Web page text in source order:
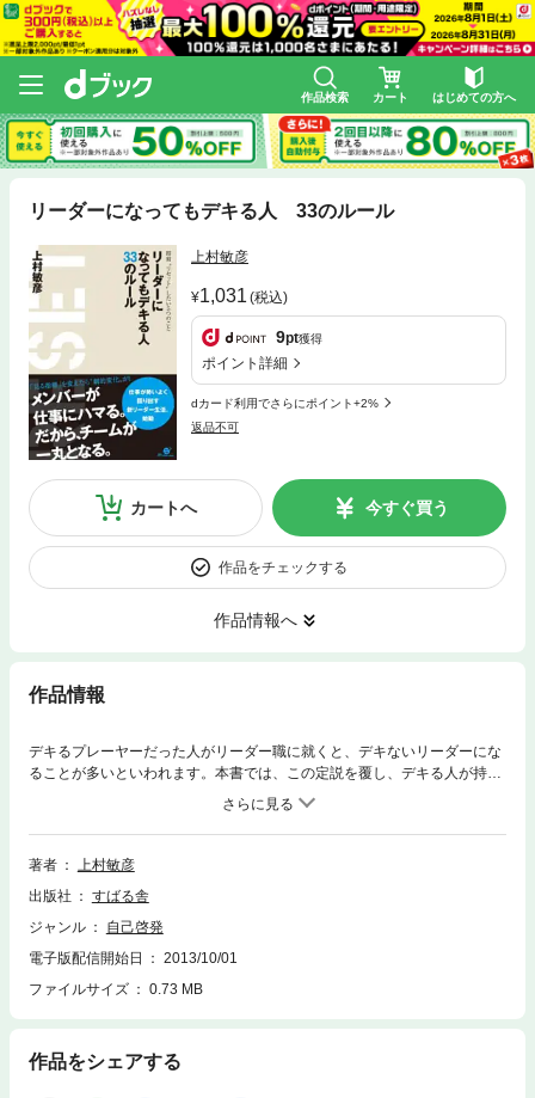
作品検索 カート はじめての方へ
リーダーになってもデキる人 33のルール
上村敏彦
1,031 (税込)
9pt獲得
ポイント詳細
dカード利用でさらにポイント+2%
返品不可
カートへ 今すぐ買う
作品をチェックする
作品情報へ
作品情報
デキるプレーヤーだった人がリーダー職に就くと、デキないリーダーにな
ることが多いといわれます。本書では、この定説を覆し、デキる人が持ち
前の力を発揮して、優れたリーダーになれる方法を紹介。「判断しすぎ」
「任せられない」「読みが甘い」といった、デキる人ほど陥りやすいワナ
を回避する方法や、チームの成果が最大化する方法などを実例を交えて分
かりやすく解説します！
著者
上村敏彦
出版社
すばる舎
ジャンル
自己啓発
電子版配信開始日
2013/10/01
ファイルサイズ
0.73 MB
作品をシェアする